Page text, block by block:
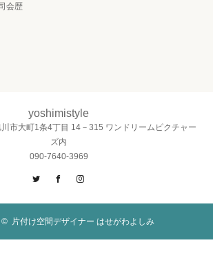
会歴
yoshimistyle
市大町1条4丁目 14－315 ワンドリームピクチャー
ズ内
090-7640-3969
Twitter
Facebook
© 片付け空間デザイナー はせがわよしみ